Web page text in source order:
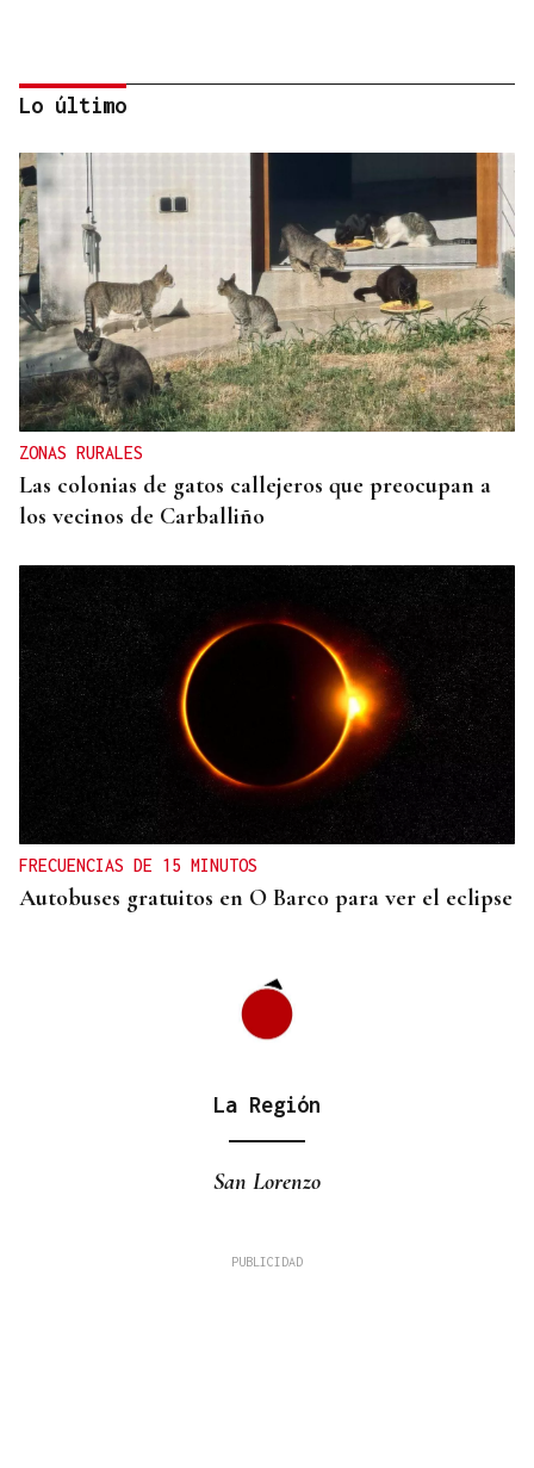
07
AGO
CON INSCRIPCIÓN
Observación astronómica en Aquis Querquennis
Lo último
ZONAS RURALES
Las colonias de gatos callejeros que preocupan a
los vecinos de Carballiño
FRECUENCIAS DE 15 MINUTOS
Autobuses gratuitos en O Barco para ver el eclipse
La Región
San Lorenzo